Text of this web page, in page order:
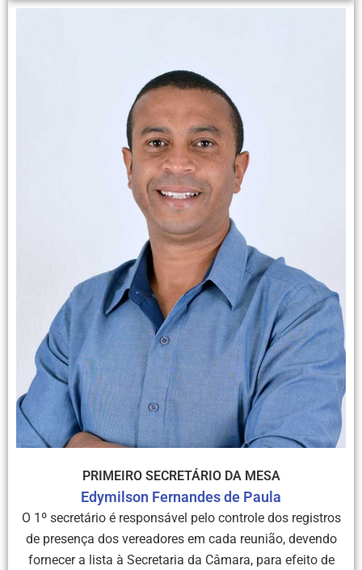
PRIMEIRO SECRETÁRIO DA MESA
Edymilson Fernandes de Paula
O 1º secretário é responsável pelo controle dos registros
de presença dos vereadores em cada reunião, devendo
fornecer a lista à Secretaria da Câmara, para efeito de